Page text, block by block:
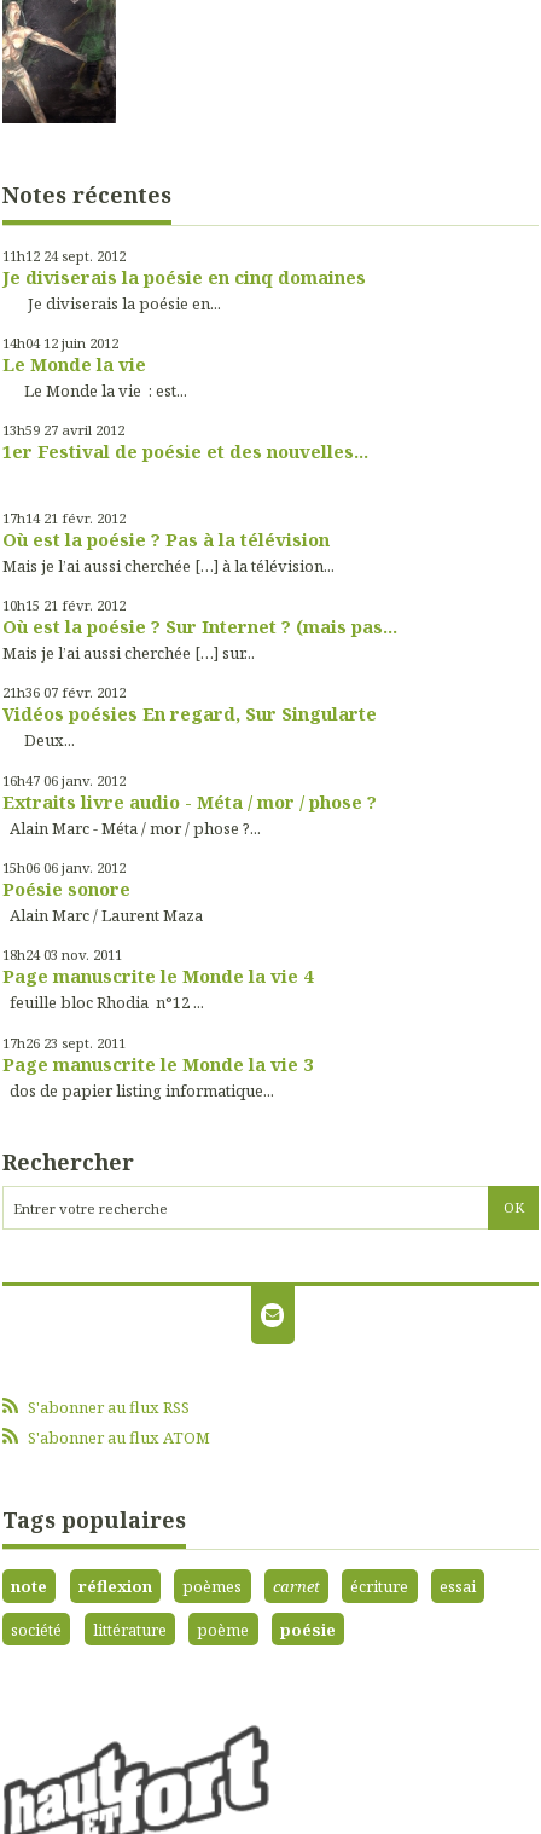
Notes récentes
11h12 24 sept. 2012
Je diviserais la poésie en cinq domaines
Je diviserais la poésie en...
14h04 12 juin 2012
Le Monde la vie
Le Monde la vie : est...
13h59 27 avril 2012
1er Festival de poésie et des nouvelles...
17h14 21 févr. 2012
Où est la poésie ? Pas à la télévision
Mais je l’ai aussi cherchée […] à la télévision...
10h15 21 févr. 2012
Où est la poésie ? Sur Internet ? (mais pas...
Mais je l’ai aussi cherchée […] sur...
21h36 07 févr. 2012
Vidéos poésies En regard, Sur Singularte
Deux...
16h47 06 janv. 2012
Extraits livre audio - Méta / mor / phose ?
Alain Marc - Méta / mor / phose ?...
15h06 06 janv. 2012
Poésie sonore
Alain Marc / Laurent Maza
18h24 03 nov. 2011
Page manuscrite le Monde la vie 4
feuille bloc Rhodia n°12 ...
17h26 23 sept. 2011
Page manuscrite le Monde la vie 3
dos de papier listing informatique...
Rechercher
S'abonner au flux RSS
S'abonner au flux ATOM
Tags populaires
note réflexion poèmes carnet écriture
essai
société
littérature poème poésie